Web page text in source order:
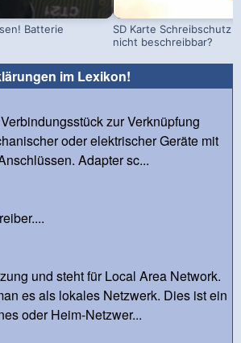
Batterie
SD Karte Schreibschutz
nicht beschreibbar?
im Lexikon!
zur Verknüpfung
oder elektrischer Geräte mit
Adapter sc...
und steht für Local Area Network.
es als lokales Netzwerk. Dies ist ein
oder Heim-Netzwer...